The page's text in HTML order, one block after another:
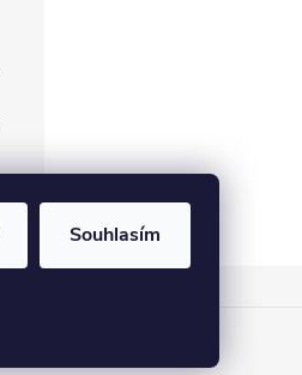
Souhlasím